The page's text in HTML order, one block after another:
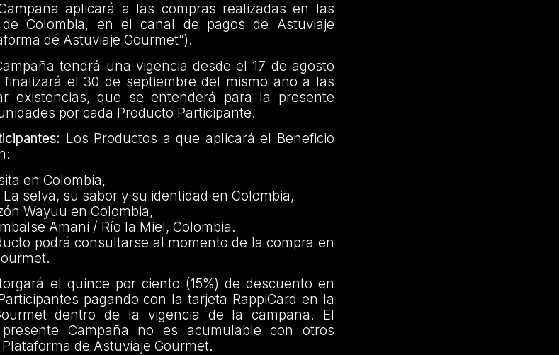
aplicará a las compras realizadas en las
Colombia, en el canal de pagos de Astuviaje
de Astuviaje Gourmet”).
tendrá una vigencia desde el 17 de agosto
el 30 de septiembre del mismo año a las
existencias, que se entenderá para la presente
por cada Producto Participante.
Los Productos a que aplicará el Beneficio
en Colombia,
selva, su sabor y su identidad en Colombia,
Wayuu en Colombia,
Amani / Río la Miel, Colombia.
podrá consultarse al momento de la compra en
el quince por ciento (15%) de descuento en
pagando con la tarjeta RappiCard en la
dentro de la vigencia de la campaña. El
Campaña no es acumulable con otros
de Astuviaje Gourmet.